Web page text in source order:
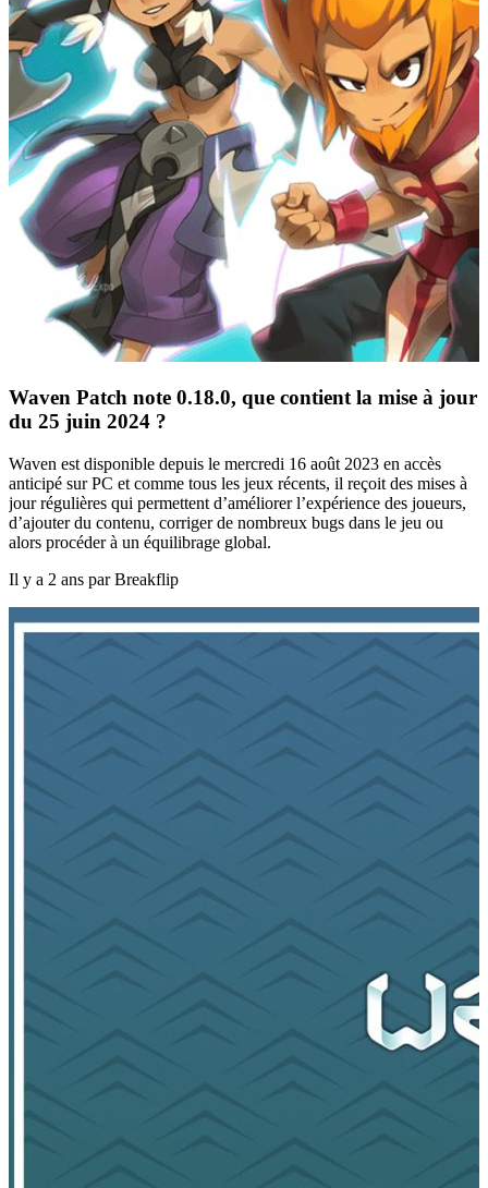
Waven Patch note 0.18.0, que contient la mise à jour
du 25 juin 2024 ?
Waven est disponible depuis le mercredi 16 août 2023 en accès
anticipé sur PC et comme tous les jeux récents, il reçoit des mises à
jour régulières qui permettent d’améliorer l’expérience des joueurs,
d’ajouter du contenu, corriger de nombreux bugs dans le jeu ou
alors procéder à un équilibrage global.
Il y a 2 ans par Breakflip